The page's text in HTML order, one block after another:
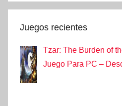
Juegos recientes
Tzar: The Burden of
Juego Para PC –